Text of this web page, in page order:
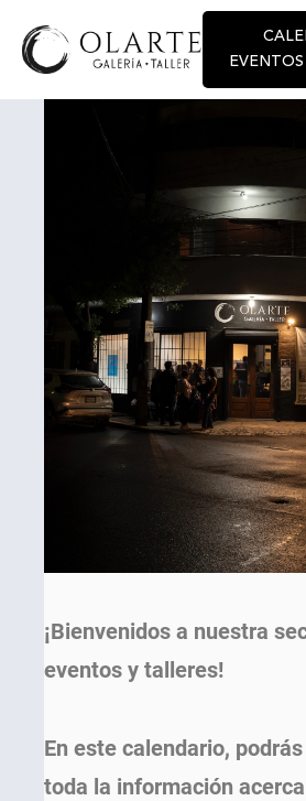
¡Bienvenidos a nuestra
eventos y talleres!
En este calendario,
toda la información